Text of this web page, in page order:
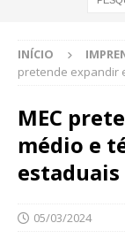
INÍCIO
pretende expandir
MEC
médio e
estaduais
05/03/2024